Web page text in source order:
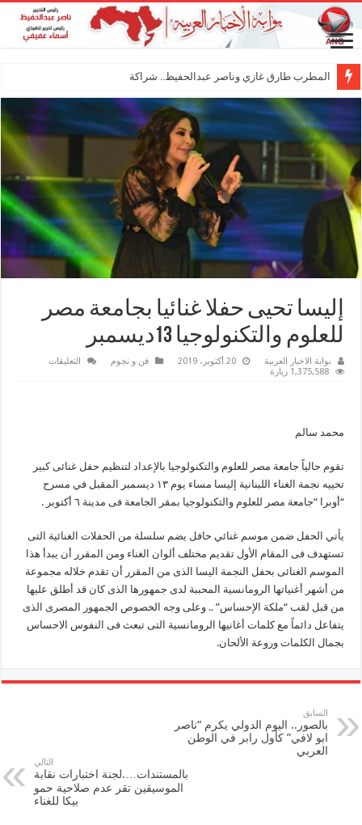
المطرب طارق غازي وناصر عبدالحفيظ.. شراكة فنية ترسم
إليسا تحيى حفلا غنائيا بجامعة مصر
للعلوم والتكنولوجيا 13ديسمبر
بوابة الاخبار العربية 20 أكتوبر، 2019 فن و نجوم التعليقات
مغلقة
1,375,588 زيارة
محمد سالم
تقوم حالياً جامعة مصر للعلوم والتكنولوجيا بالإعداد لتنظيم حفل غنائى كبير
تحييه نجمة الغناء اللبنانية إليسا مساء يوم ١٣ ديسمبر المقبل في مسرح
“أوبرا “جامعة مصر للعلوم والتكنولوجيا بمقر الجامعة فى مدينة ٦ أكتوبر .
يأتي الحفل ضمن موسم غنائي حافل يضم سلسلة من الحفلات الغنائية التى
تستهدف فى المقام الأول تقديم مختلف ألوان الغناء ومن المقرر أن يبدأ هذا
الموسم الغنائى بحفل النجمة اليسا الذى من المقرر أن تقدم خلاله مجموعة
من أشهر أغنياتها الرومانسية المحببة لدى جمهورها الذى كان قد أطلق عليها
من قبل لقب “ملكة الإحساس” .. وعلى وجه الخصوص الجمهور المصرى الذى
يتفاعل دائماً مع كلمات أغانيها الرومانسية التى تبعث فى النفوس الاحساس
بجمال الكلمات وروعة الألحان.
السابق
بالصور.. اليوم الدولي يكرم “ناصر
ابو لافي” كأول رابر في الوطن
العربي
التالي
بالمستندات….لجنة اختبارات نقابة
الموسيقين تقر عدم صلاحية حمو
بيكا للغناء